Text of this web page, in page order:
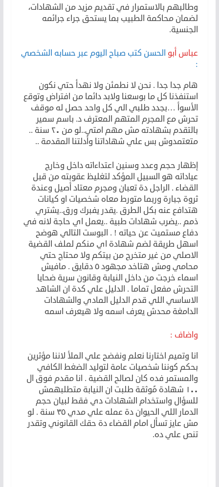
وطالبهم بالاستمرار في تقديم مزيد من الشهادات،
لضمان محاكمة الطبيب بما يستحق جراء جرائمه
الجنسية.
عباس أبو الحسن كتب صباح اليوم عبر حسابه الشخصي
:
هام جدا جدا . نحن لا نطمئن ولا نهدأ حتي نكون
استنفذنا كل ما بوسعنا ولابد دائما من افتراض وتوقع
الأسوأ …بجدد طلبي الي كل واحد حصل له موقف
تحرش مع المجرم المتهم المعترف د. باسم سمير
بالتقدم بشهادته مش مهم امتي..لو من ٢٠ سنة ..
متعتمدوش بس علي شهاداتنا وأدلتنا المقدمة ..
إظهار حجم وعدد وسنين اعتداءاته داخل وخارج
عياداته هو السبيل المؤكد لتغليظ عقوبته من قبل
القضاء . الراجل دة تعبان ومجرم معتاد أصيل وعندة
ثروة جبارة وربما متورط معاه شخصيات او كيانات
هتدافع عنه بكل الطرق .يقدر يفبرك ورق..يشتري
ذمم ..يضرب شهادات طبية ..يعمل اي حاجة لانه في
دفاع مستميت عن حياته ! . البوست التالي هوضح
اسهل طريقة لضم شهادة اي منكم لملف القضية
الاصلي من غير متخرج من بيتكم ولا محتاج حتي
محامي ومش هتاخد مجهود ٥ دقايق . مافيش
اسماء خرجت من داخل النيابة وقانون سرية ضحايا
التحرش مفعل تماما . الدليل علي كدة ان الشاهد
الاساسي اللي قدم الدليل المادي والشهادات
الدامغة محدش يعرف اسمه ولا هيعرف اسمه
واضاف :
انا وتميم اختارنا نعلم ونفضح علي الملأ لاننا مؤثرين
بحكم كوننا شخصيات عامة لتوليد الضغط الكافي
والمستمر فده كان لصالح القضية . انا مقدم فوق ال
١٠٠ شهادة مًوثقة طلبت ان النيابة متطلبهمش
للسؤال واستخدام الشهادات دي فقط لبيان حجم
الدمار اللي الحيوان دة عمله علي مدي ٣٥ سنة . لو
مش عايز تسأل امام القضاء دة حقك القانوني وتقدر
تنص علي ده.